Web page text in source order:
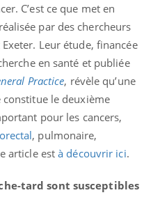
C’est ce que met en
par des chercheurs
Leur étude, financée
en santé et publiée
Practice, révèle qu’une
le deuxième
pour les cancers,
, pulmonaire,
article està découvrir ici.
tard sont susceptibles